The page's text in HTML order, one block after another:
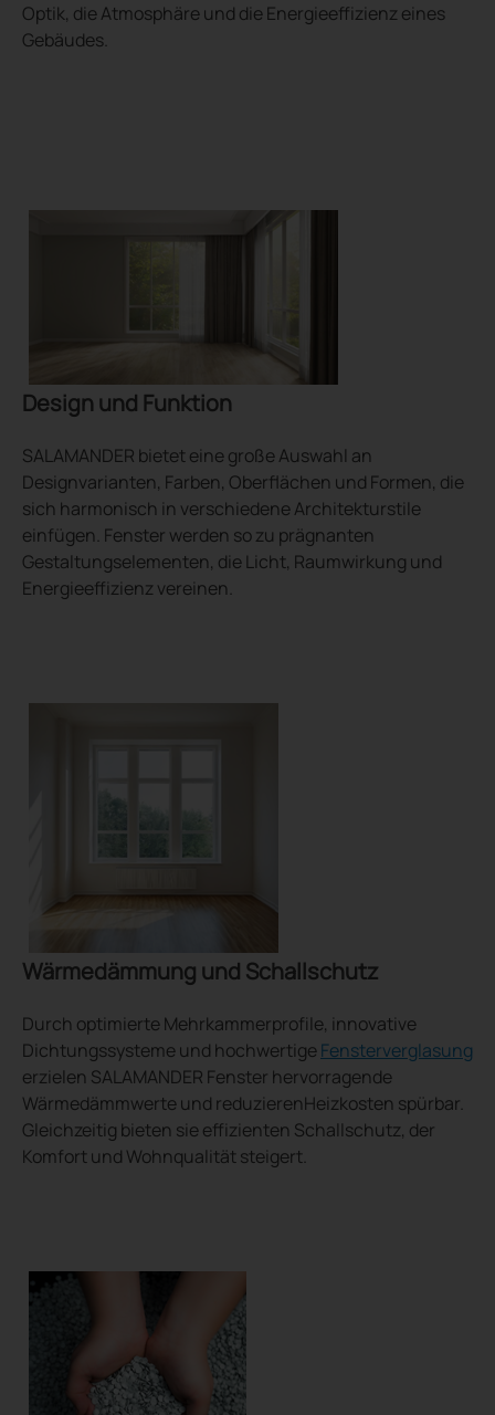
Optik, die Atmosphäre und die Energieeffizienz eines
Gebäudes.
Design und Funktion
SALAMANDER bietet eine große Auswahl an
Designvarianten, Farben, Oberflächen und Formen, die
sich harmonisch in verschiedene Architekturstile
einfügen. Fenster werden so zu prägnanten
Gestaltungselementen, die Licht, Raumwirkung und
Energieeffizienz vereinen.
Wärmedämmung und Schallschutz
Durch optimierte Mehrkammerprofile, innovative
Dichtungssysteme und hochwertigeFensterverglasung
erzielen SALAMANDER Fenster hervorragende
Wärmedämmwerte und reduzierenHeizkosten spürbar.
Gleichzeitig bieten sie effizienten Schallschutz, der
Komfort und Wohnqualität steigert.